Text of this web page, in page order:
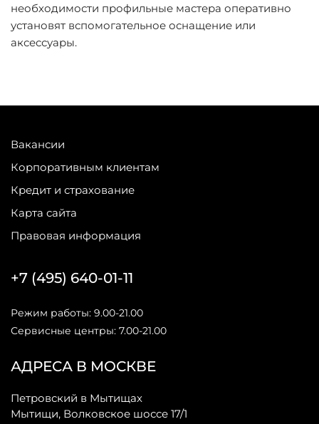
необходимости профильные мастера оперативно
установят вспомогательное оснащение или
аксессуары.
Вакансии
Корпоративным клиентам
Кредит и страхование
Карта сайта
Правовая информация
АДРЕСА В МОСКВЕ
Петровский в Мытищах
Мытищи, Волковское шоссе 17/1
+7 (495) 640-01-11
Режим работы: 9.00-21.00
Сервисные центры: 7.00-21.00